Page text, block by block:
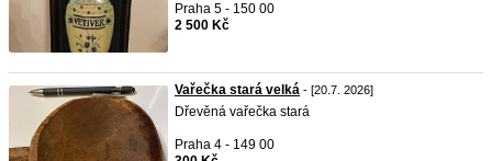
Praha 5 - 150 00
2 500 Kč
Vařečka stará velká - [20.7. 2026]
Dřevěná vařečka stará
Praha 4 - 149 00